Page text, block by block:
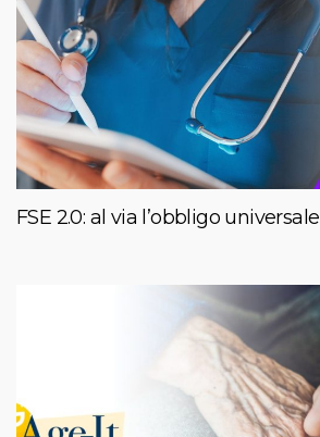
FSE 2.0: al via l’obbligo universale